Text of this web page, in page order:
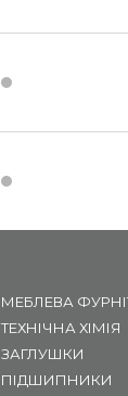
МЕБЛЕВА
ТЕХНІЧНА ХІМІЯ
ЗАГЛУШКИ
ПІДШИПНИКИ